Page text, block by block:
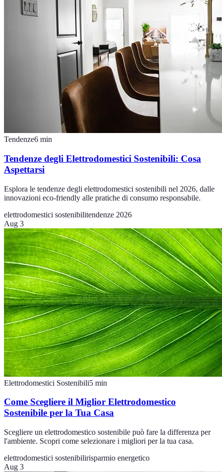
Tendenze6 min
Tendenze degli Elettrodomestici Sostenibili: Cosa
Aspettarsi
Esplora le tendenze degli elettrodomestici sostenibili nel 2026, dalle
innovazioni eco-friendly alle pratiche di consumo responsabile.
elettrodomestici sostenibilitendenze 2026
Aug 3
Elettrodomestici Sostenibili5 min
Come Scegliere il Miglior Elettrodomestico
Sostenibile per la Tua Casa
Scegliere un elettrodomestico sostenibile può fare la differenza per
l'ambiente. Scopri come selezionare i migliori per la tua casa.
elettrodomestici sostenibilirisparmio energetico
Aug 3